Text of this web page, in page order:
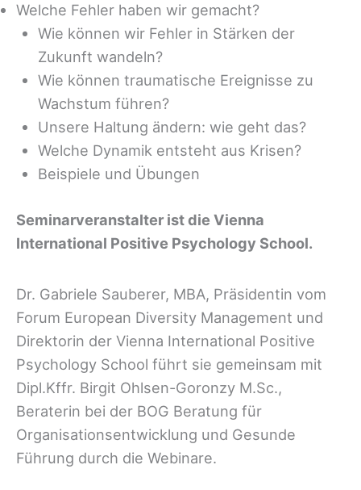
Welche Fehler haben wir gemacht?
Wie können wir Fehler in Stärken der
Zukunft wandeln?
Wie können traumatische Ereignisse zu
Wachstum führen?
Unsere Haltung ändern: wie geht das?
Welche Dynamik entsteht aus Krisen?
Beispiele und Übungen
Seminarveranstalter ist die Vienna
International Positive Psychology School.
Dr. Gabriele Sauberer, MBA, Präsidentin vom
Forum European Diversity Management und
Direktorin der Vienna International Positive
Psychology School führt sie gemeinsam mit
Dipl.Kffr. Birgit Ohlsen-Goronzy M.Sc.,
Beraterin bei der BOG Beratung für
Organisationsentwicklung und Gesunde
Führung durch die Webinare.